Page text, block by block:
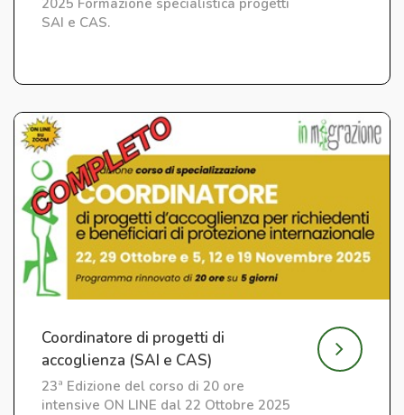
SAI e CAS.
Coordinatore di progetti di
accoglienza (SAI e CAS)
23ª Edizione del corso di 20 ore
intensive ON LINE dal 22 Ottobre 2025